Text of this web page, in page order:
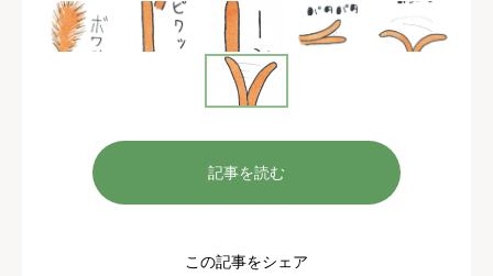
記事を読む
この記事をシェア